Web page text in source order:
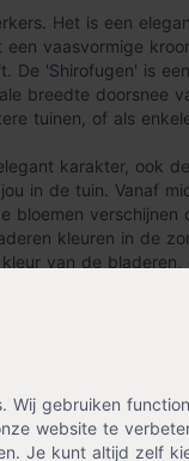
gebruiken
website te
Je kunt altijd zelf
Het is een
vaasvormige
De 'Shirofugen' is een
breedte doorsnee
tuinen, of als
karakter, ook de
in de tuin. Vanaf
bloemen verschijnen
kleuren in de
van de bladeren,
is in de zomer, kun
op alle grondsoorten,
op een half